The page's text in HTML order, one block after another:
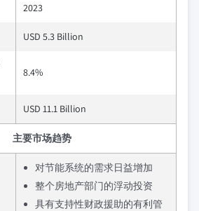
2023
USD 5.3 Billion
8.4%
USD 11.1 Billion
主要市场趋势
对节能系统的需求日益增加
整个房地产部门的浮动投资
具有支持性财政援助的有利管